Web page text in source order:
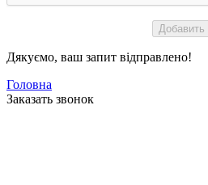
Дякуємо, ваш запит відправлено!
Головна
Заказать звонок